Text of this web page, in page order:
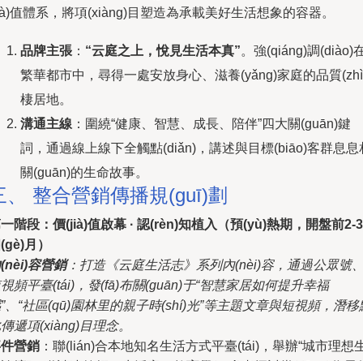
值體系，將項(xiàng)目塑造為承載美好生活想象的容器。
品牌主張 ： “云庭之上，悅見生活本真”。強(qiáng)調(diào)
繁華都市中，尋得一處安放身心、滋養(yǎng)家庭的品質
棲居地。
溝通主線 ：圍繞“健康、智慧、成長、陪伴”四大關(guān)鍵
詞，通過線上線下全觸點(diǎn)，講述與目標(biāo)客群息息
關(guān)的生命故事。
、 整合營銷傳播規(guī)劃
階段：價(jià)值啟幕 · 認(rèn)知植入（預(yù)熱期，開盤前2-3
月）
容營銷：打造《云庭生活志》系列內(nèi)容，通過公眾號
頻平臺(tái)，發(fā)布關(guān)于“智慧家居如何提升幸福
、“社區(qū)園林里的親子時(shí)光”等主題文章與短視頻，潛移
遞項(xiàng)目理念。
營銷 ：聯(lián)合本地知名生活方式平臺(tái)，舉辦“城市理想